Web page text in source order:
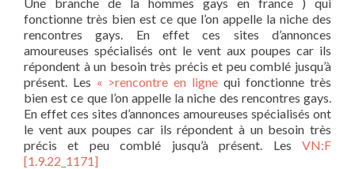
fonctionne très bien est ce que l’on appelle la niche des
rencontres gays. En effet ces sites d’annonces
amoureuses spécialisés ont le vent aux poupes car ils
répondent à un besoin très précis et peu comblé jusqu’à
présent. Les « >rencontre en ligne qui fonctionne très
bien est ce que l’on appelle la niche des rencontres gays.
En effet ces sites d’annonces amoureuses spécialisés ont
le vent aux poupes car ils répondent à un besoin très
précis et peu comblé jusqu’à présent. Les VN:F
[1.9.22_1171]